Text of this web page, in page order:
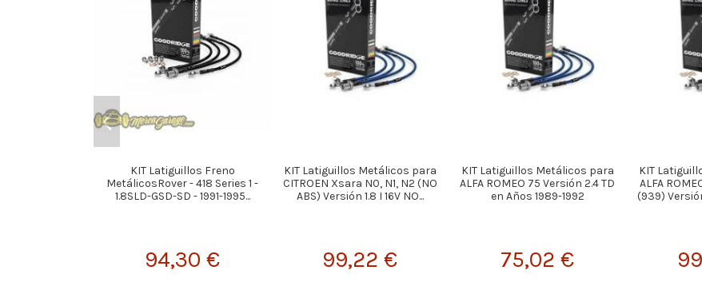
KIT Latiguillos Freno
MetálicosRover - 418 Series 1 -
1.8SLD-GSD-SD - 1991-1995...
94,30 €
KIT Latiguillos Metálicos para
CITROEN Xsara N0, N1, N2 (NO
ABS) Versión 1.8 I 16V NO...
99,22 €
KIT Latiguillos Metálicos para
ALFA ROMEO 75 Versión 2.4 TD
en Años 1989-1992
75,02 €
KIT
ALFA
(939)